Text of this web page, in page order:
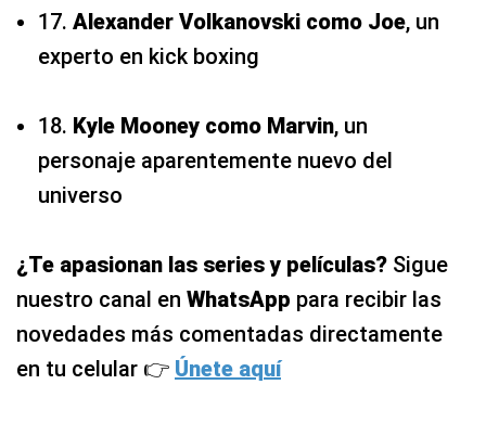
17. Alexander Volkanovski como Joe, un
experto en kick boxing
18. Kyle Mooney como Marvin, un
personaje aparentemente nuevo del
universo
¿Te apasionan las series y películas? Sigue
nuestro canal en WhatsApp para recibir las
novedades más comentadas directamente
en tu celular 👉 Únete aquí